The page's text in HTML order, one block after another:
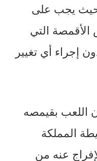
حيث يجب على
الأقمصة التي
إجراء أي تغيير
اللعب بقيمصه
المملكة
عنه من